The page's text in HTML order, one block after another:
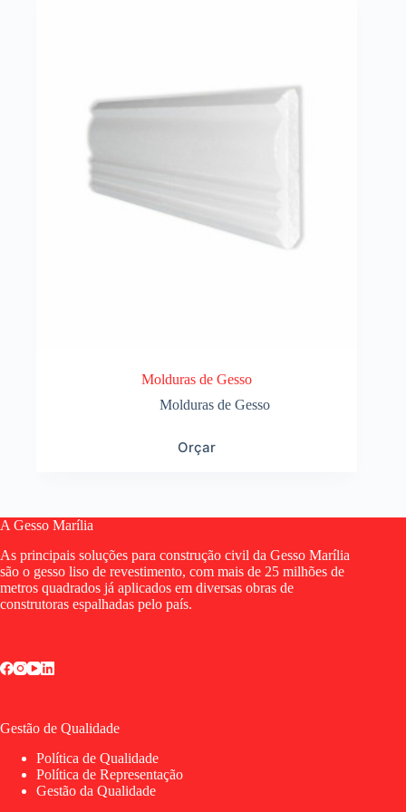
Molduras de Gesso
Molduras de Gesso
Orçar
ser escolhidas na página do produto
A Gesso Marília
As principais soluções para construção civil da Gesso Marília
são o gesso liso de revestimento, com mais de 25 milhões de
metros quadrados já aplicados em diversas obras de
construtoras espalhadas pelo país.
Gestão de Qualidade
Política de Qualidade
Política de Representação
Gestão da Qualidade